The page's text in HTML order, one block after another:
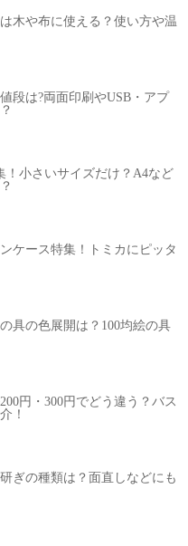
木や布に使える？使い方や温
段は?両面印刷やUSB・アプ
！小さいサイズだけ？A4など
ケース特集！トミカにピッタ
具の色展開は？100均絵の具
円・300円でどう違う？バス
！
ぎの種類は？面直しなどにも